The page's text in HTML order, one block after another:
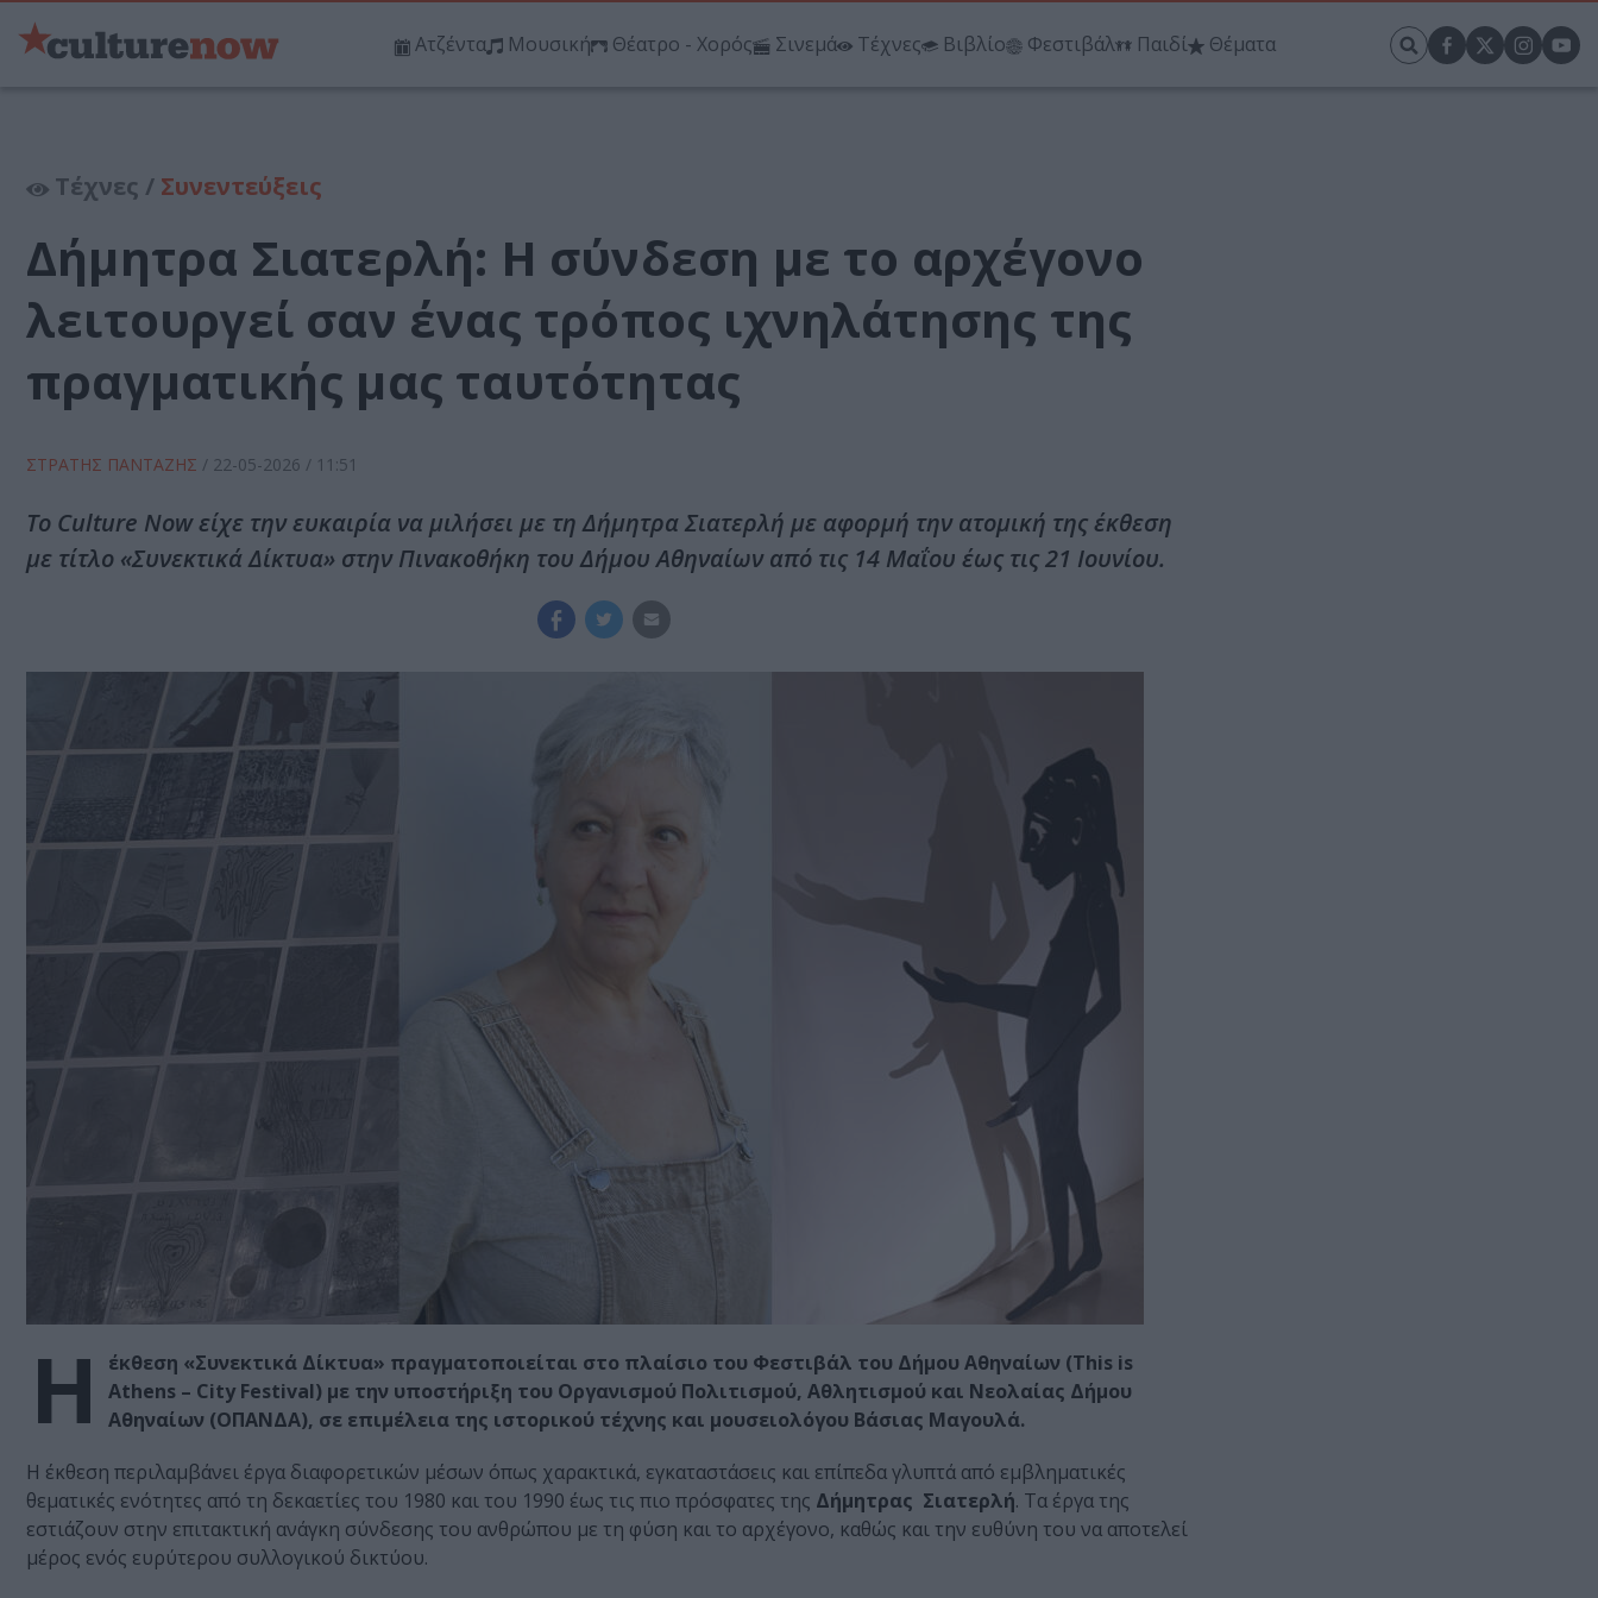
Ατζέντα Μουσική Θέατρο - Χορός Σινεμά Τέχνες Βιβλίο Φεστιβάλ Παιδί Θέματα
Τέχνες / Συνεντεύξεις
Δήμητρα Σιατερλή: Η σύνδεση με το αρχέγονο
λειτουργεί σαν ένας τρόπος ιχνηλάτησης της
πραγματικής μας ταυτότητας
ΣΤΡΑΤΗΣ ΠΑΝΤΑΖΗΣ / 22-05-2026 / 11:51
Το Culture Now είχε την ευκαιρία να μιλήσει με τη Δήμητρα Σιατερλή με αφορμή την ατομική της έκθεση
με τίτλο «Συνεκτικά Δίκτυα» στην Πινακοθήκη του Δήμου Αθηναίων από τις 14 Μαΐου έως τις 21 Ιουνίου.
Η
έκθεση «Συνεκτικά Δίκτυα» πραγματοποιείται στο πλαίσιο του Φεστιβάλ του Δήμου Αθηναίων (This is
Athens – City Festival) με την υποστήριξη του Οργανισμού Πολιτισμού, Αθλητισμού και Νεολαίας Δήμου
Αθηναίων (ΟΠΑΝΔΑ), σε επιμέλεια της ιστορικού τέχνης και μουσειολόγου Βάσιας Μαγουλά.
Η έκθεση περιλαμβάνει έργα διαφορετικών μέσων όπως χαρακτικά, εγκαταστάσεις και επίπεδα γλυπτά από εμβληματικές
θεματικές ενότητες από τη δεκαετίες του 1980 και του 1990 έως τις πιο πρόσφατες της Δήμητρας Σιατερλή. Τα έργα της
εστιάζουν στην επιτακτική ανάγκη σύνδεσης του ανθρώπου με τη φύση και το αρχέγονο, καθώς και την ευθύνη του να αποτελεί
μέρος ενός ευρύτερου συλλογικού δικτύου.